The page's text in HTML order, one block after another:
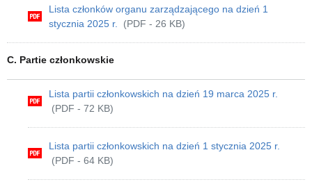
Lista członków organu zarządzającego na dzień 1
stycznia 2025 r.
(PDF - 26 KB)
C. Partie członkowskie
Lista partii członkowskich na dzień 19 marca 2025 r.
(PDF - 72 KB)
Lista partii członkowskich na dzień 1 stycznia 2025 r.
(PDF - 64 KB)